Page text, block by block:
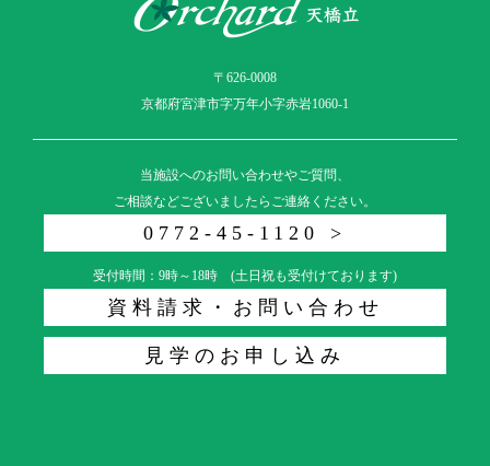
〒626-0008
京都府宮津市字万年小字赤岩1060-1
当施設へのお問い合わせやご質問、
ご相談などございましたらご連絡ください。
0772-45-1120 >
受付時間：9時～18時 (土日祝も受付けております)
資料請求・お問い合わせ
見学のお申し込み